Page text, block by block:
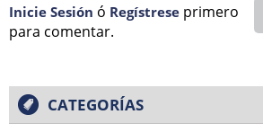
Inicie Sesión ó Regí­strese primero
para comentar.
CATEGORÍAS